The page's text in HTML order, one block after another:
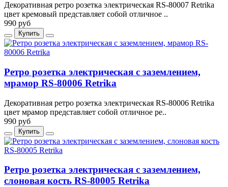
Декоративная ретро розетка электрическая RS-80007 Retrika
цвет кремовый представляет собой отличное ..
990 руб
Купить
Ретро розетка электрическая с заземлением,
мрамор RS-80006 Retrika
Декоративная ретро розетка электрическая RS-80006 Retrika
цвет мрамор представляет собой отличное ре..
990 руб
Купить
Ретро розетка электрическая с заземлением,
слоновая кость RS-80005 Retrika